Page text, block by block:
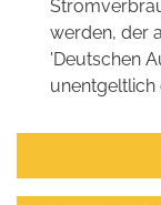
werden, der
'Deutschen
unentgeltlich